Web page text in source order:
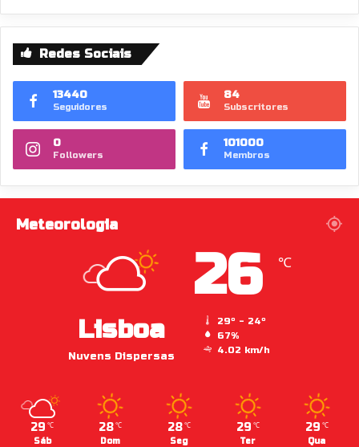
Redes Sociais
13440
Seguidores
84
Subscritores
0
Followers
101000
Membros
Meteorologia
Lisboa
Nuvens Dispersas
26 ℃
29º - 24º
67%
4.02 km/h
29 ℃
Sáb
28 ℃
Dom
28 ℃
Seg
29 ℃
Ter
29 ℃
Qua